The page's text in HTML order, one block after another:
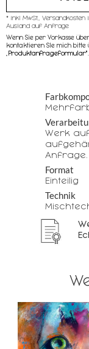
* inkl MwSt,,
Ausland auf Anfrage
Wenn Sie per Vorkasse
kontaktieren SIe mich bitte
Produktanfrageformular"
Werk
Anfrage.
Format
Einteilig
Technik